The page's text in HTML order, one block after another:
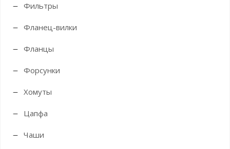
Фильтры
Фланец-вилки
Фланцы
Форсунки
Хомуты
Цапфа
Чаши